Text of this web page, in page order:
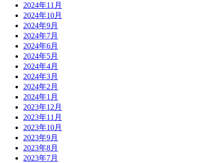
2024年11月
2024年10月
2024年9月
2024年7月
2024年6月
2024年5月
2024年4月
2024年3月
2024年2月
2024年1月
2023年12月
2023年11月
2023年10月
2023年9月
2023年8月
2023年7月